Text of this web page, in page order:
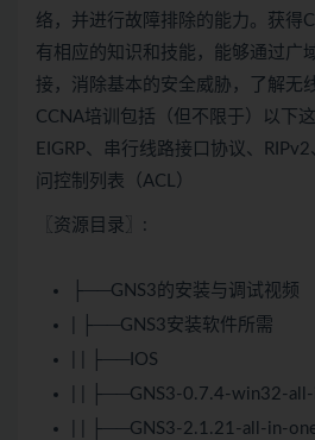
络，并进行故障排除的能力。获得
有相应的知识和技能，能够通过广
接，消除基本的安全威胁，了解无
CCNA培训包括（但不限于）以下
EIGRP、串行线路接口协议、
问控制列表（ACL）
〖资源目录〗:
├──GNS3的安装与调试视频
| ├──GNS3安装软件所需
| | ├──IOS
| | ├──GNS3-0.7.4-win32-
| | ├──GNS3-2.1.21-all-in-